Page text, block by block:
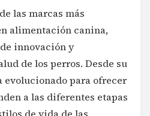
las marcas más
alimentación canina,
innovación y
de los perros. Desde su
evolucionado para ofrecer
a las diferentes etapas